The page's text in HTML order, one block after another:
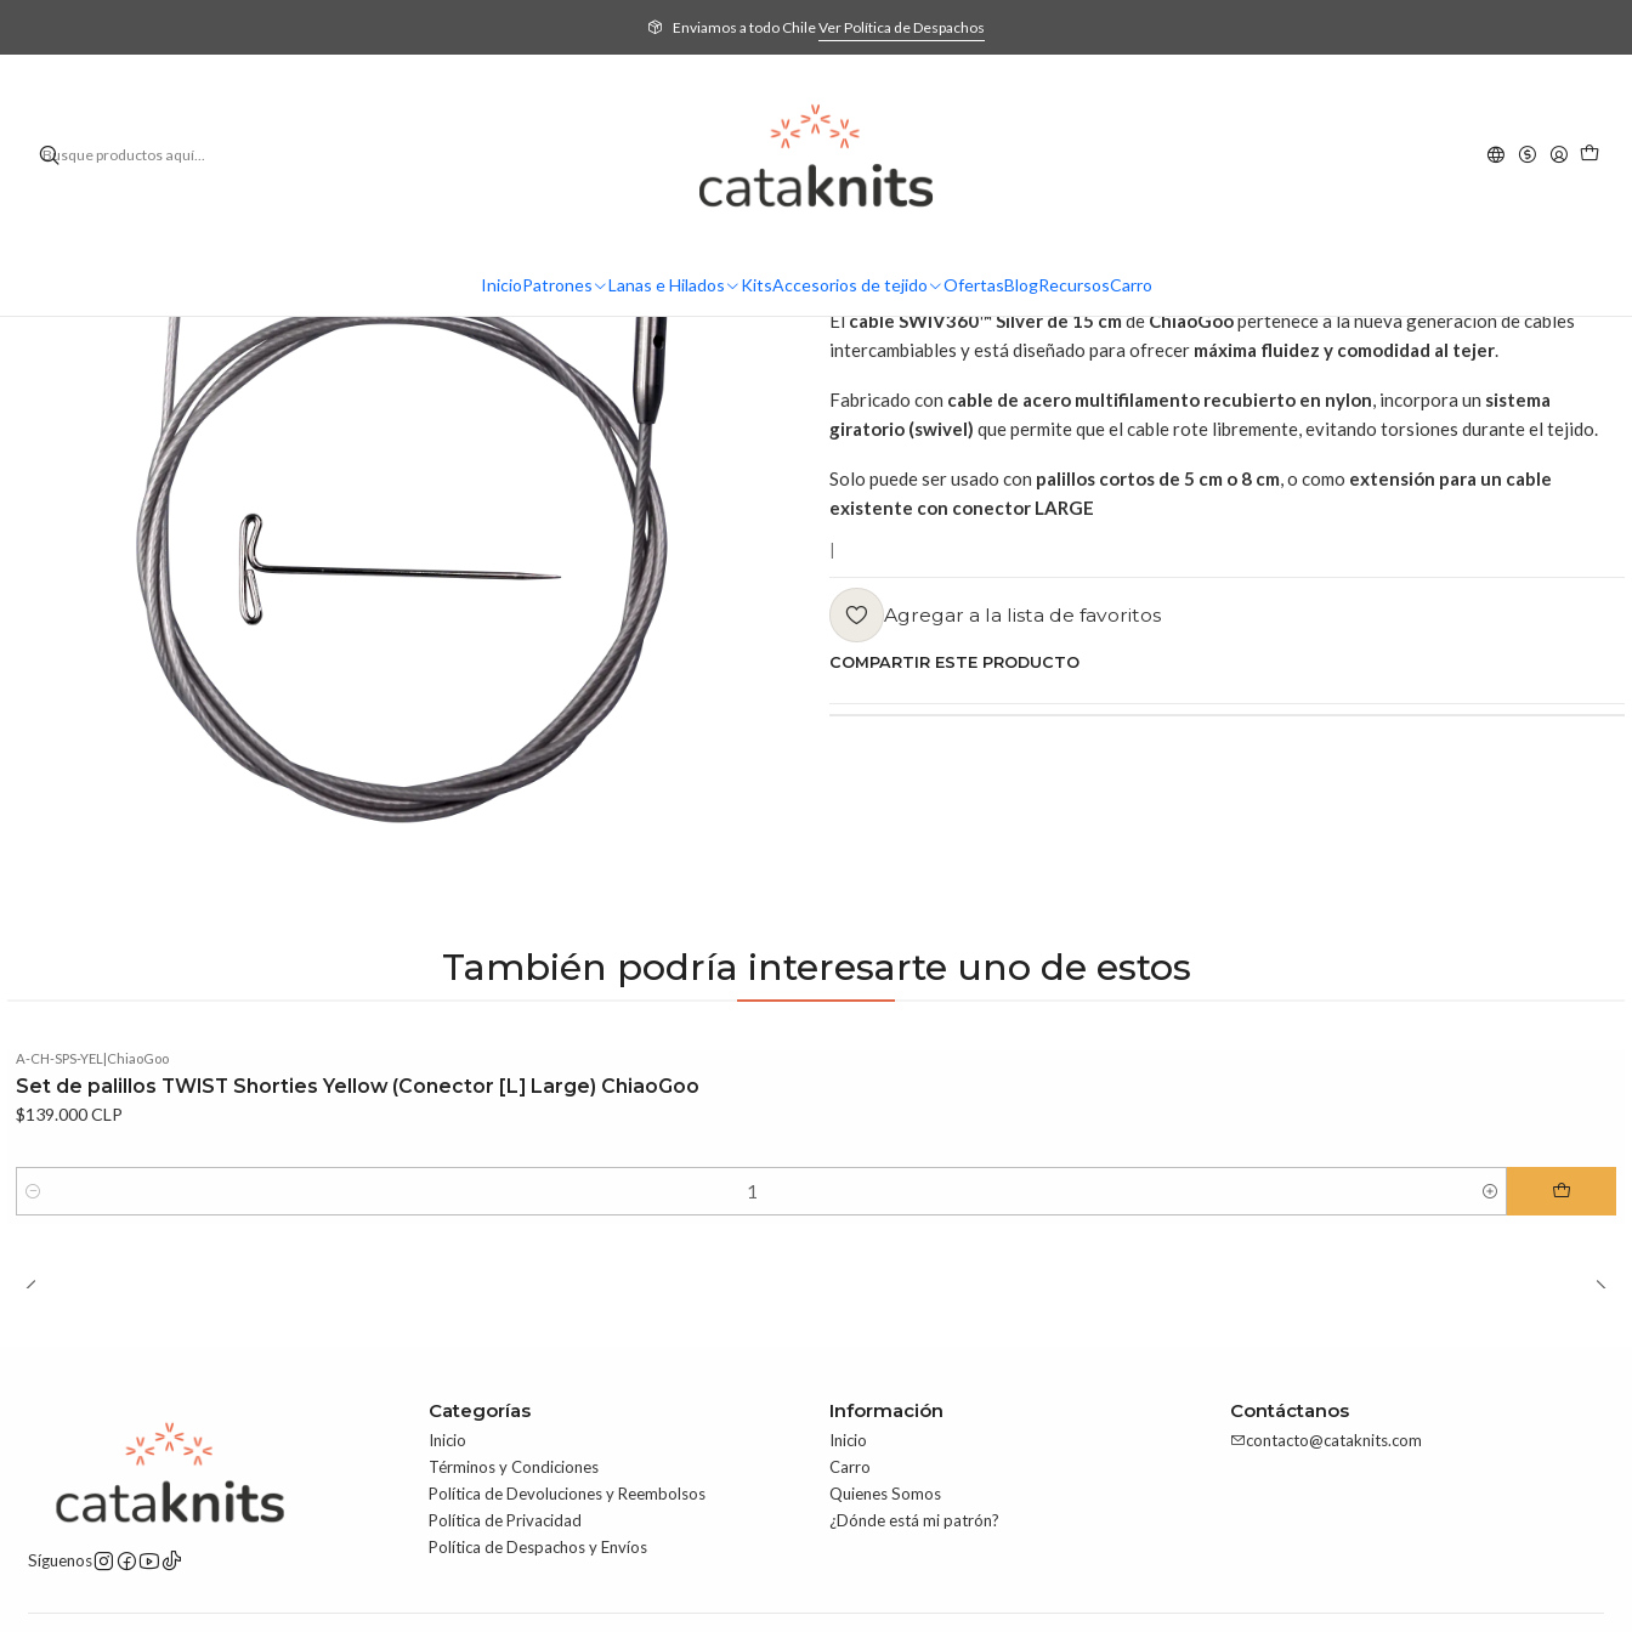
InicioPatrones Lanas e Hilados KitsAccesorios de tejido OfertasBlogRecursosCarro
Enviamos a todo ChileVer Política de Despachos
ChiaoGoo Cable para palillos intercambiables SWIV360 Silver 15cm - Conector L
SWIV360 Silver 15cm - Conector L
Cantidad
Cable ChiaoGoo SWIV360™ Silver 15 cm
El cable SWIV360™ Silver de 15 cm de ChiaoGoopertenece a la nueva generación de cables
intercambiables y está diseñado para ofrecer máxima fluidez y comodidad al tejer.
Fabricado con cable de acero multifilamento recubierto en nylon, incorpora un sistema
giratorio (swivel) que permite que el cable rote libremente, evitando torsiones durante el tejido.
Solo puede ser usado con palillos cortos de 5 cm o 8 cm, o como extensión para un cable
existente con conector LARGE
|
Agregar a la lista de favoritos
COMPARTIR ESTE PRODUCTO
También podría interesarte uno de estos
A-CH-SPS-YEL ChiaoGoo
Set de palillos TWIST Shorties Yellow (Conector [L] Large) ChiaoGoo
$139.000 CLP
Cantidad
Síguenos
Categorías
Inicio
Términos y Condiciones
Política de Devoluciones y Reembolsos
Política de Privacidad
Política de Despachos y Envíos
Información
Inicio
Carro
Quienes Somos
¿Dónde está mi patrón?
Contáctanos
contacto@cataknits.com